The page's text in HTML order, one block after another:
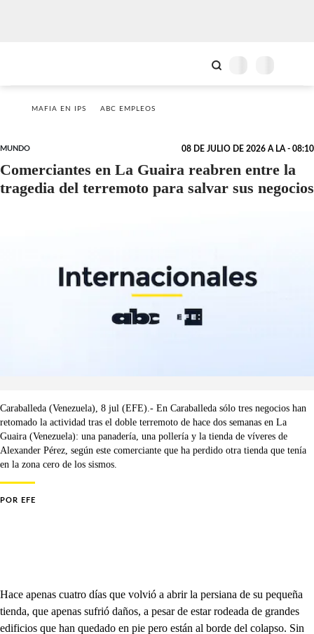
MAFIA EN IPS ABC EMPLEOS
MUNDO 08 DE JULIO DE 2026 A LA - 08:10
Comerciantes en La Guaira reabren entre la
tragedia del terremoto para salvar sus negocios
Caraballeda (Venezuela), 8 jul (EFE).- En Caraballeda sólo tres negocios han
retomado la actividad tras el doble terremoto de hace dos semanas en La
Guaira (Venezuela): una panadería, una pollería y la tienda de víveres de
Alexander Pérez, según este comerciante que ha perdido otra tienda que tenía
en la zona cero de los sismos.
POR EFE
Hace apenas cuatro días que volvió a abrir la persiana de su pequeña
tienda, que apenas sufrió daños, a pesar de estar rodeada de grandes
edificios que han quedado en pie pero están al borde del colapso. Sin